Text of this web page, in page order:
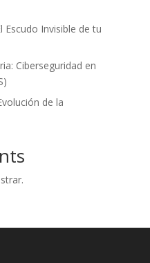
Invisible de tu
Ciberseguridad en
de la